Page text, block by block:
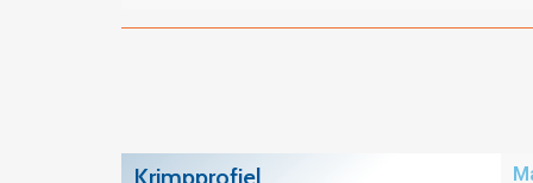
Krimpprofiel